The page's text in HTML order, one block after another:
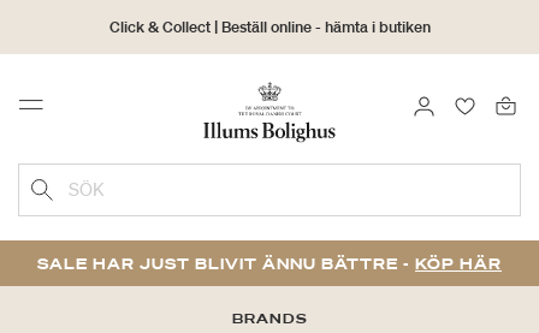
Click & Collect | Beställ online - hämta i butiken
30 dagars returrätt
Menu LOGGA IN
SÖK
SALE HAR JUST BLIVIT ÄNNU BÄTTRE - KÖP HÄR
BRANDS